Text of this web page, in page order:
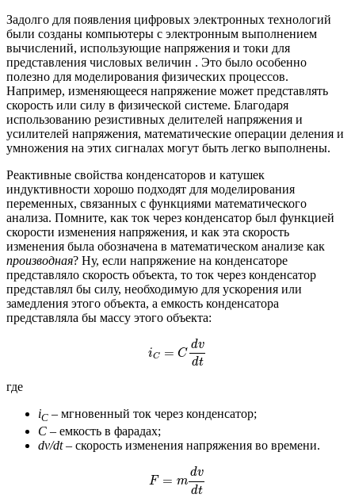
Задолго для появления цифровых электронных технологий
были созданы компьютеры с электронным выполнением
вычислений, использующие напряжения и токи для
представления числовых величин . Это было особенно
полезно для моделирования физических процессов.
Например, изменяющееся напряжение может представлять
скорость или силу в физической системе. Благодаря
использованию резистивных делителей напряжения и
усилителей напряжения, математические операции деления и
умножения на этих сигналах могут быть легко выполнены.
Реактивные свойства конденсаторов и катушек
индуктивности хорошо подходят для моделирования
переменных, связанных с функциями математического
анализа. Помните, как ток через конденсатор был функцией
скорости изменения напряжения, и как эта скорость
изменения была обозначена в математическом анализе как
производная? Ну, если напряжение на конденсаторе
представляло скорость объекта, то ток через конденсатор
представлял бы силу, необходимую для ускорения или
замедления этого объекта, а емкость конденсатора
представляла бы массу этого объекта:
iC = C
dv
dt
vdt
где
iC – мгновенный ток через конденсатор;
C – емкость в фарадах;
dv/dt– скорость изменения напряжения во времени.
F = m
dv
dt
dt